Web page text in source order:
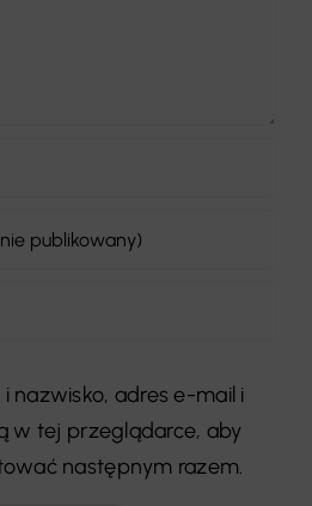
nazwisko, adres e-mail i
w tej przeglądarce, aby
następnym razem.